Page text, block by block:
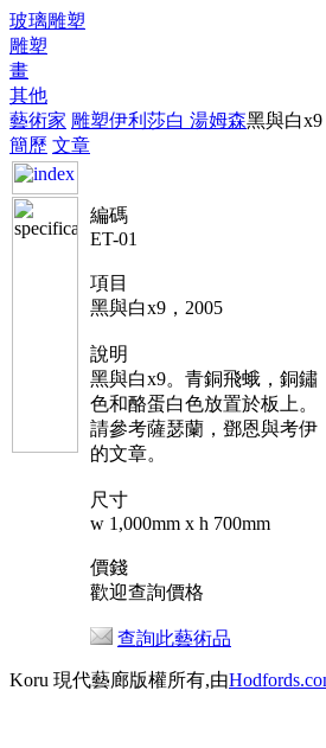
玻璃雕塑
雕塑
畫
其他
藝術家 雕塑伊利莎白 湯姆森黑與白x9
簡歷 文章
編碼
ET-01
項目
黑與白x9，2005
說明
黑與白x9。青銅飛蛾，銅鏽
色和酪蛋白色放置於板上。
請參考薩瑟蘭，鄧恩與考伊
的文章。
尺寸
w 1,000mm x h 700mm
價錢
歡迎查詢價格
查詢此藝術品
Koru 現代藝廊版權所有,由